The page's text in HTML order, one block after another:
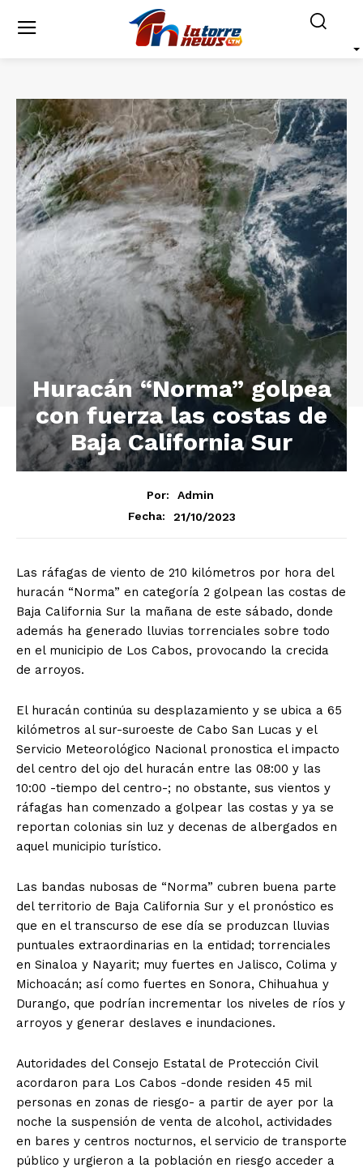
Huracán “Norma” golpea
con fuerza las costas de
Baja California Sur
Por:
Admin
Fecha:
21/10/2023
Las ráfagas de viento de 210 kilómetros por hora del
huracán “Norma” en categoría 2 golpean las costas de
Baja California Sur la mañana de este sábado, donde
además ha generado lluvias torrenciales sobre todo
en el municipio de Los Cabos, provocando la crecida
de arroyos.
El huracán continúa su desplazamiento y se ubica a 65
kilómetros al sur-suroeste de Cabo San Lucas y el
Servicio Meteorológico Nacional pronostica el impacto
del centro del ojo del huracán entre las 08:00 y las
10:00 -tiempo del centro-; no obstante, sus vientos y
ráfagas han comenzado a golpear las costas y ya se
reportan colonias sin luz y decenas de albergados en
aquel municipio turístico.
Las bandas nubosas de “Norma” cubren buena parte
del territorio de Baja California Sur y el pronóstico es
que en el transcurso de ese día se produzcan lluvias
puntuales extraordinarias en la entidad; torrenciales
en Sinaloa y Nayarit; muy fuertes en Jalisco, Colima y
Michoacán; así como fuertes en Sonora, Chihuahua y
Durango, que podrían incrementar los niveles de ríos y
arroyos y generar deslaves e inundaciones.
Autoridades del Consejo Estatal de Protección Civil
acordaron para Los Cabos -donde residen 45 mil
personas en zonas de riesgo- a partir de ayer por la
noche la suspensión de venta de alcohol, actividades
en bares y centros nocturnos, el servicio de transporte
público y urgieron a la población en riesgo acceder a